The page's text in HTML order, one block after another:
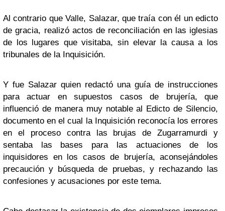
Al contrario que Valle, Salazar, que traía con él un edicto
de gracia, realizó actos de reconciliación en las iglesias
de los lugares que visitaba, sin elevar la causa a los
tribunales de la Inquisición.
Y fue Salazar quien redactó una guía de instrucciones
para actuar en supuestos casos de brujería, que
influenció de manera muy notable al Edicto de Silencio,
documento en el cual la Inquisición reconocía los errores
en el proceso contra las brujas de Zugarramurdi y
sentaba las bases para las actuaciones de los
inquisidores en los casos de brujería, aconsejándoles
precaución y búsqueda de pruebas, y rechazando las
confesiones y acusaciones por este tema.